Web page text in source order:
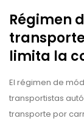
Régimen
limita la
El régimen de
transportistas
transporte por